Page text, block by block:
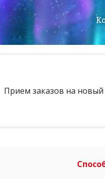
Прием заказов на новый